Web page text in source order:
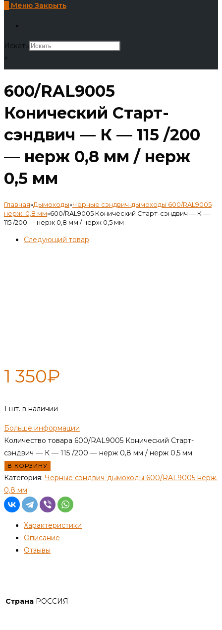
Меню Закрыть
Искать
×
600/RAL9005
Конический Старт-
сэндвич — К — 115 /200
— нерж 0,8 мм / нерж
0,5 мм
Главная»Дымоходы»Черные сэндвич-дымоходы 600/RAL9005
нерж. 0,8 мм»600/RAL9005 Конический Старт-сэндвич — К —
115 /200 — нерж 0,8 мм / нерж 0,5 мм
Следующий товар
1 350₽
1 шт. в наличии
Больше информации
Количество товара 600/RAL9005 Конический Старт-
сэндвич — К — 115 /200 — нерж 0,8 мм / нерж 0,5 мм
В КОРЗИНУ
Категория: Черные сэндвич-дымоходы 600/RAL9005 нерж.
0,8 мм
Характеристики
Описание
Отзывы
Страна РОССИЯ